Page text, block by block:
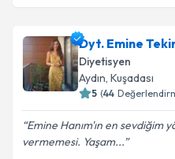
Dyt. Aslı Ortakçıiçin
Size bu uzmandan
hazırlandığında e-
Dyt. Emine
Diyetisyen
Aydın, Kuşadası
5 (44
Emine Hanım'ın en sevdiğim
vermemesi. Yaşam...